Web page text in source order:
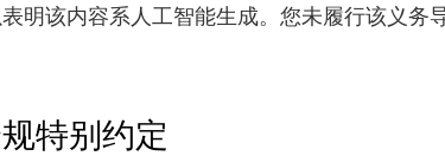
明该内容系人工智能生成。您未履行该义务
特别约定